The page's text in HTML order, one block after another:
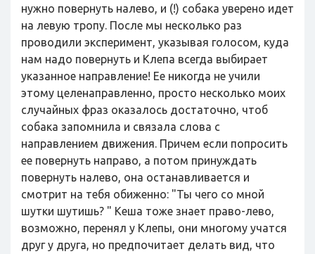
нужно повернуть налево, и (!) собака уверено идет
на левую тропу. После мы несколько раз
проводили эксперимент, указывая голосом, куда
нам надо повернуть и Клепа всегда выбирает
указанное направление! Ее никогда не учили
этому целенаправленно, просто несколько моих
случайных фраз оказалось достаточно, чтоб
собака запомнила и связала слова с
направлением движения. Причем если попросить
ее повернуть направо, а потом принуждать
повернуть налево, она останавливается и
смотрит на тебя обиженно: "Ты чего со мной
шутки шутишь? " Кеша тоже знает право-лево,
возможно, перенял у Клепы, они многому учатся
друг у друга, но предпочитает делать вид, что